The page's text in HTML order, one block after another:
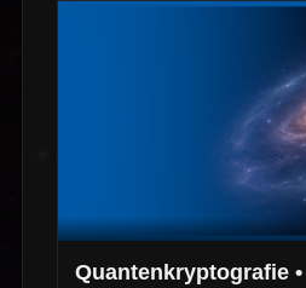
Quantenkryptografie